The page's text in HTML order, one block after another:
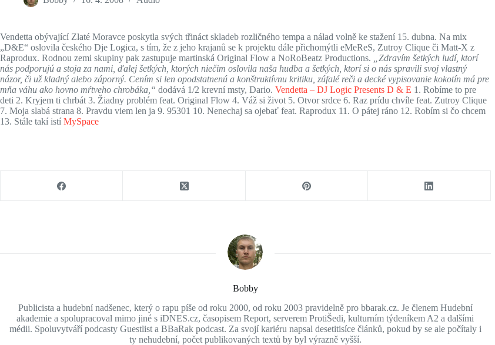
Vendetta obývající Zlaté Moravce poskytla svých třináct skladeb rozličného tempa a nálad volně ke stažení 15. dubna. Na mix
„D&E“ oslovila českého Dje Logica, s tím, že z jeho krajanů se k projektu dále přichomýtli eMeReS, Zutroy Clique či Matt-X z
Raprodux. Rodnou zemi skupiny pak zastupuje martinská Original Flow a NoRoBeatz Productions.
„Zdravím šetkých ludí, ktorí
nás podporujú a stoja za nami, ďalej šetkých, ktorých niečim oslovila naša hudba a šetkých, ktorí si o nás spravili svoj vlastný
názor, či už kladný alebo záporný. Cením si len opodstatnenú a konštruktívnu kritiku, zúfalé reči a decké vypisovanie kokotín má pre
mňa váhu ako hovno mŕtveho chrobáka,“ dodává 1/2 krevní msty, Dario. Vendetta – DJ Logic Presents D & E 1. Robíme to pre
deti 2. Kryjem ti chrbát 3. Žiadny problém feat. Original Flow 4. Váž si život 5. Otvor srdce 6. Raz prídu chvíle feat. Zutroy Clique
7. Moja slabá strana 8. Pravdu viem len ja 9. 95301 10. Nenechaj sa ojebať feat. Raprodux 11. O pátej ráno 12. Robím si čo chcem
13. Stále takí istí MySpace
Bobby
Publicista a hudební nadšenec, který o rapu píše od roku 2000, od roku 2003 pravidelně pro bbarak.cz. Je členem Hudební
akademie a spolupracoval mimo jiné s iDNES.cz, časopisem Report, serverem ProtiŠedi, kulturním týdeníkem A2 a dalšími
médii. Spoluvytváří podcasty Guestlist a BBaRak podcast. Za svojí kariéru napsal desetitisíce článků, pokud by se ale počítaly i
ty nehudební, počet publikovaných textů by byl výrazně vyšší.